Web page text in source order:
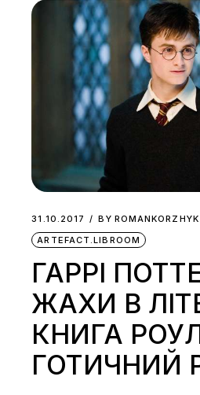
31.10.2017 BY ROMANKORZHYK
ARTEFACT.LIBROOM
ГАРРІ
ЖАХИ В
КНИГА
ГОТИЧНИЙ